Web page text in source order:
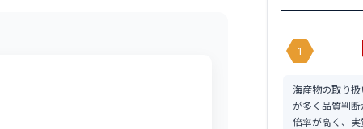
1
海産物の取り
が多く品質判
倍率が高く、